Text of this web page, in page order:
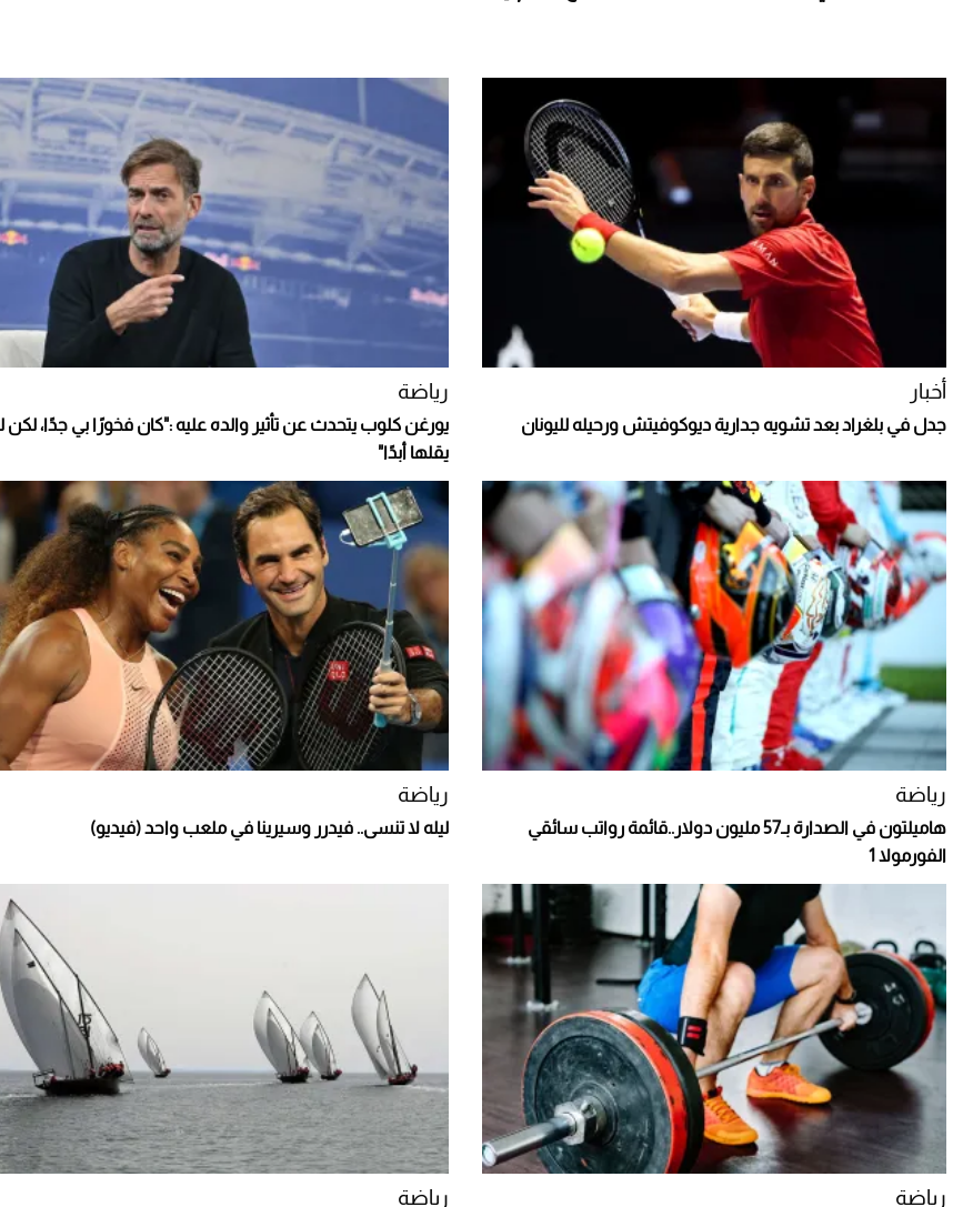
أخبار
جدل في بلغراد بعد تشويه جدارية ديوكوفيتش ورحيله لليونان
رياضة
يورغن كلوب يتحدث عن تأثير والده عليه :"كان فخورًا بي جدًا، لكن
يقلها أبدًا"
رياضة
هاميلتون في الصدارة بـ57 مليون دولار..قائمة رواتب سائقي
الفورمولا 1
رياضة
ليله لا تنسى.. فيدرر وسيرينا في ملعب واحد (فيديو)
رياضة رياضة